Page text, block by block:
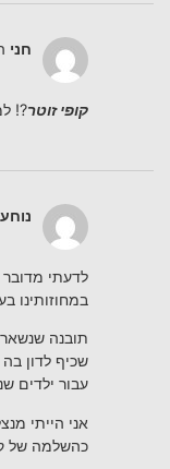
חני
קופי זוטר?!
לדעתי
במחוזותינו
תובנה
שכיף לדון בה
עבור ילדים
אני הייתי
כהשלמה של